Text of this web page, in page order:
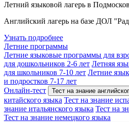
Летний языковой лагерь в
Английский лагерь на базе ДОЛ
Узнать подробнее
Летние программы
Летние языковые программы для
для дошкольников 2-6 лет Летняя
для школьников 7-10 лет Летние
и подростков 7-17 лет
Онлайн-тест
Тест на знание
китайского языка Тест на знание
знание итальянского языка Тест на
Тест на знание немецкого языка